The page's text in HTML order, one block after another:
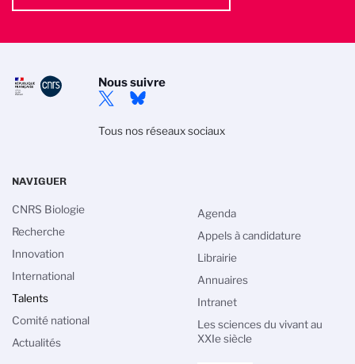
Nous suivre
Tous nos réseaux sociaux
NAVIGUER
CNRS Biologie
Recherche
Innovation
International
Talents
Comité national
Actualités
Agenda
Appels à candidature
Librairie
Annuaires
Intranet
Les sciences du vivant au
XXIe siècle